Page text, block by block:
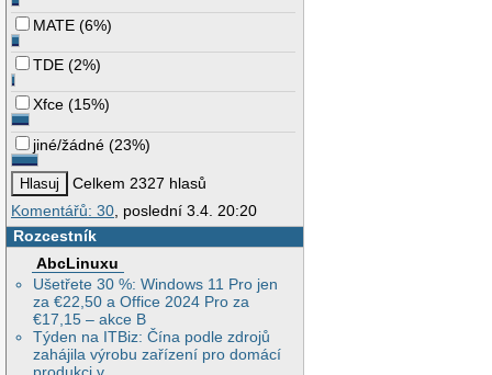
MATE (6%)
TDE (2%)
Xfce (15%)
jiné/žádné (23%)
Celkem 2327 hlasů
Komentářů: 30, poslední 3.4. 20:20
Rozcestník
AbcLinuxu
Ušetřete 30 %: Windows 11 Pro jen
za €22,50 a Office 2024 Pro za
€17,15 – akce B
Týden na ITBiz: Čína podle zdrojů
zahájila výrobu zařízení pro domácí
produkci v